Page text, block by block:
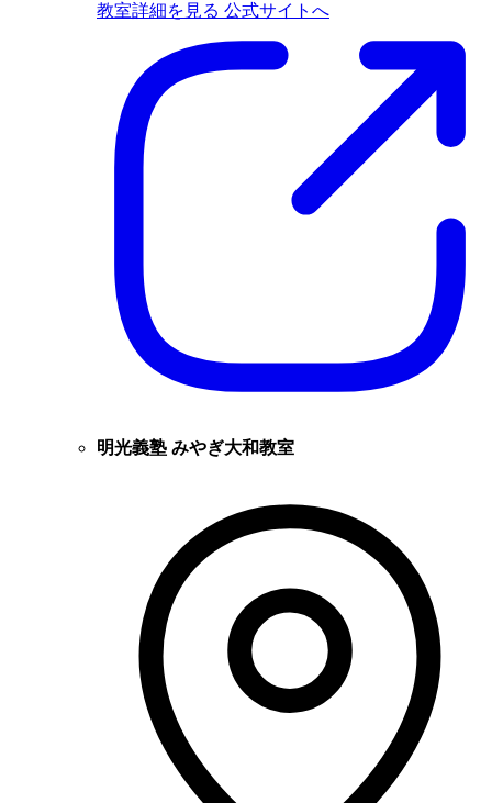
教室詳細を見る 公式サイトへ
明光義塾 みやぎ大和教室